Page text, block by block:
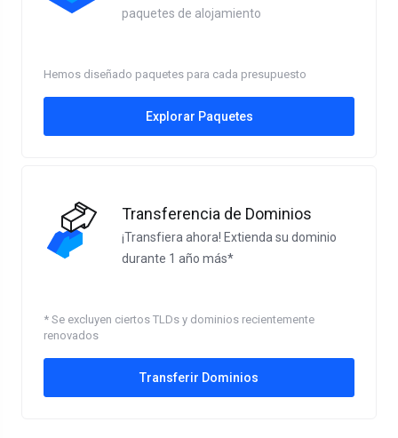
paquetes de alojamiento
Hemos diseñado paquetes para cada presupuesto
Explorar Paquetes
Transferencia de Dominios
¡Transfiera ahora! Extienda su dominio
durante 1 año más*
* Se excluyen ciertos TLDs y dominios recientemente
renovados
Transferir Dominios